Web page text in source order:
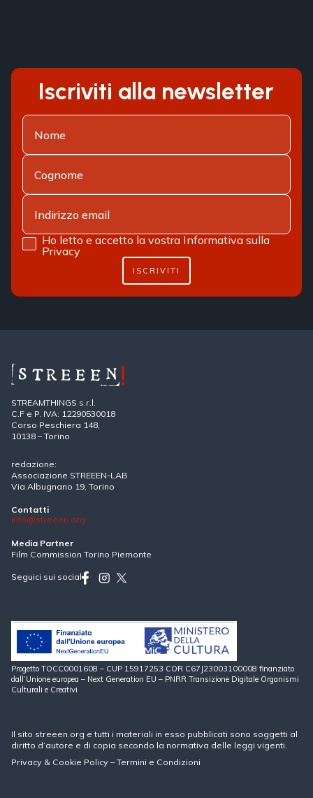
Iscriviti alla newsletter
Ho letto e accetto la vostra Informativa sulla
Privacy
ISCRIVITI
STREAMTHINGS s.r.l.
C.F e P. IVA: 12290530018
Corso Peschiera 148,
10138 – Torino
redazione:
Associazione STREEEN-LAB
Via Albugnano 19, Torino
Contatti
info@streeen.org
Media Partner
Film Commission Torino Piemonte
Seguici sui social
Progetto TOCC0001608 – CUP 15917253 COR C67J23003100008 finanziato
dall’Unione europea – Next Generation EU – PNRR Transizione Digitale Organismi
Culturali e Creativi
Il sito streeen.org e tutti i materiali in esso pubblicati sono soggetti al
diritto d’autore e di copia secondo la normativa delle leggi vigenti.
Privacy & Cookie Policy –Termini e Condizioni